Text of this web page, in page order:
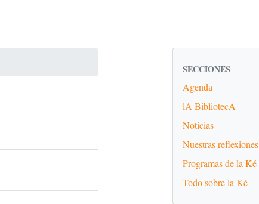
SECCIONES
Agenda
lA BibliotecA
Noticias
Nuestras reflexiones
Programas de la Ké
Todo sobre la Ké